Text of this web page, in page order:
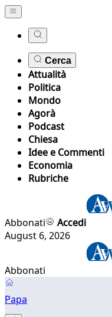
Cerca
Attualità
Politica
Mondo
Agorà
Podcast
Chiesa
Idee e Commenti
Economia
Rubriche
Abbonati
Accedi
August 6, 2026
Abbonati
Papa